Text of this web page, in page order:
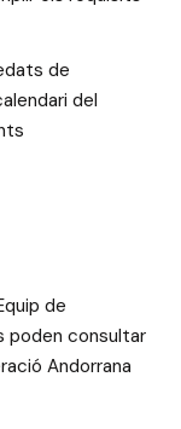
de
del
de
poden consultar
Andorrana